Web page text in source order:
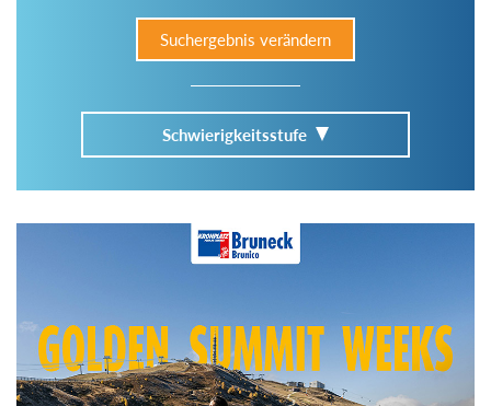
Suchergebnis verändern
Schwierigkeitsstufe
Im Tourenarchiv suchen
Region: